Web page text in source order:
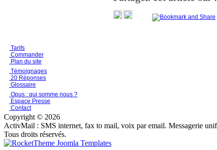
Tarifs
Commander
Plan du site
Témoignages
20 Réponses
Glossaire
Opus : qui somme nous ?
Espace Presse
Contact
Copyright © 2026
ActivMail : SMS internet, fax to mail, voix par email. Messagerie
Tous droits réservés.